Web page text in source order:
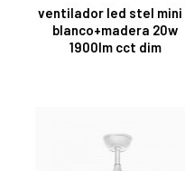
ventilador led stel mini
blanco+madera 20w
1900lm cct dim